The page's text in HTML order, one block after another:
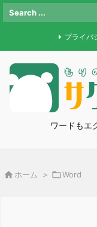
ワードもエ
プライバ
 ホーム > Word